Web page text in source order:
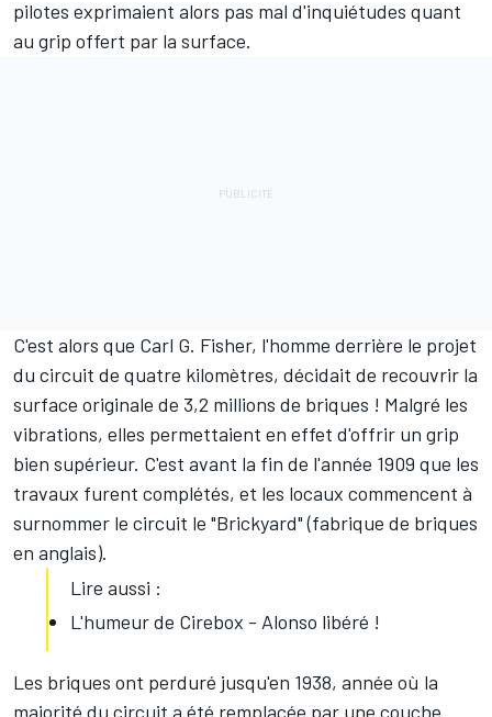
pilotes exprimaient alors pas mal d'inquiétudes quant
au grip offert par la surface.
C'est alors que Carl G. Fisher, l'homme derrière le projet
du circuit de quatre kilomètres, décidait de recouvrir la
surface originale de 3,2 millions de briques ! Malgré les
vibrations, elles permettaient en effet d'offrir un grip
bien supérieur. C'est avant la fin de l'année 1909 que les
travaux furent complétés, et les locaux commencent à
surnommer le circuit le "Brickyard" (fabrique de briques
en anglais).
Lire aussi :
L'humeur de Cirebox - Alonso libéré !
Les briques ont perduré jusqu'en 1938, année où la
majorité du circuit a été remplacée par une couche